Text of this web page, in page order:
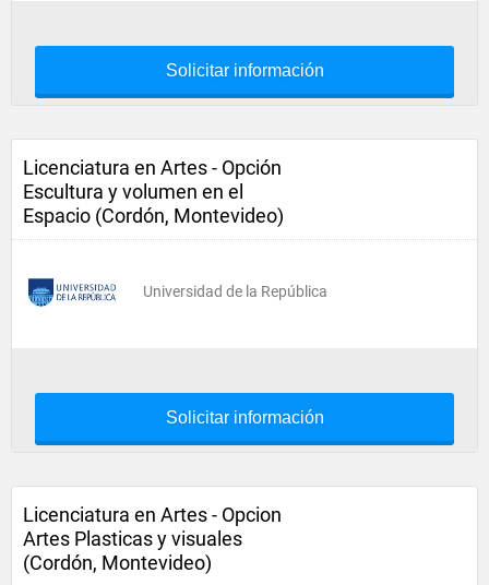
Solicitar información
Licenciatura en Artes - Opción
Escultura y volumen en el
Espacio (Cordón, Montevideo)
Universidad de la República
Solicitar información
Licenciatura en Artes - Opcion
Artes Plasticas y visuales
(Cordón, Montevideo)